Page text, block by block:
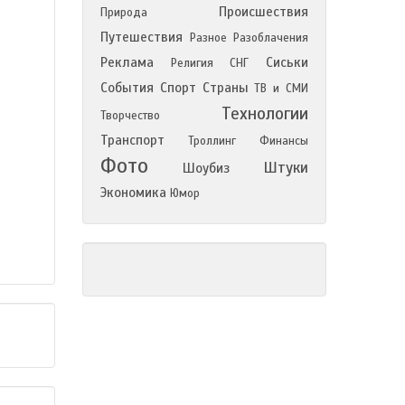
Природа
Происшествия
Путешествия
Разное Разоблачения
Реклама Религия СНГ
Сиськи
События Спорт Страны ТВ и СМИ
Творчество
Технологии
Транспорт Троллинг Финансы
Фото Шоубиз Штуки
Экономика Юмор